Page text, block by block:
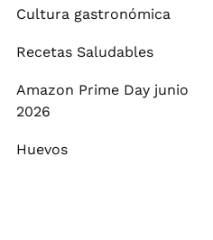
Cultura gastronómica
Recetas Saludables
Amazon Prime Day junio
2026
Huevos